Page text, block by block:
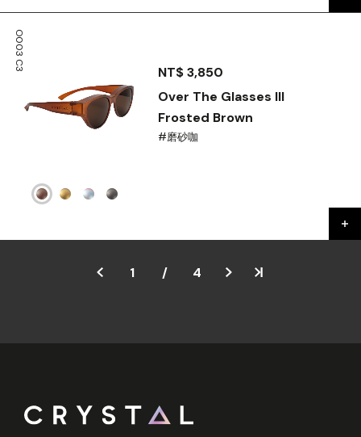
O003 C3
NT$ 3,850
Over The Glasses III
Frosted Brown
#磨砂咖
1 / 4